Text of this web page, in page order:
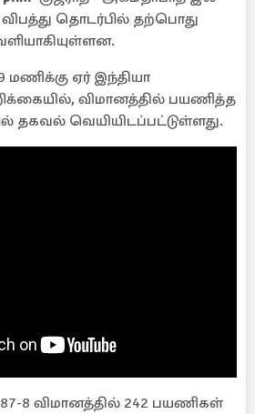
தொடர்பில் தற்பொது
மணிக்கு ஏர் இந்தியா
விமானத்தில் பயணித்த
தகவல் வெயியிடப்பட்டுள்ளது.
8 விமானத்தில் 242 பயணிகள்